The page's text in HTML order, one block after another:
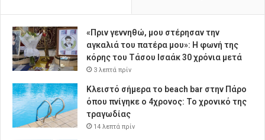
«Πριν γεννηθώ, μου στέρησαν την
αγκαλιά του πατέρα μου»: Η φωνή της
κόρης του Τάσου Ισαάκ 30 χρόνια μετά
3 λεπτά πρίν
Κλειστό σήμερα το beach bar στην Πάρο
όπου πνίγηκε ο 4χρονος: Το χρονικό της
τραγωδίας
14 λεπτά πρίν